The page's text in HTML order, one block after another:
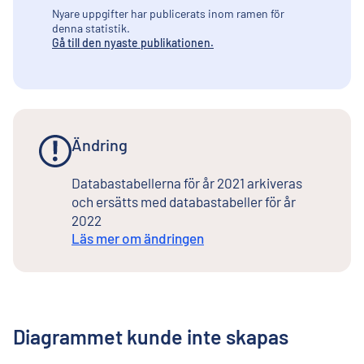
Nyare uppgifter har publicerats inom ramen för
denna statistik.
Gå till den nyaste publikationen.
Ändring
Databastabellerna för år 2021 arkiveras
och ersätts med databastabeller för år
2022
Läs mer om ändringen
Diagrammet kunde inte skapas